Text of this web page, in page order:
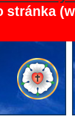
stránka